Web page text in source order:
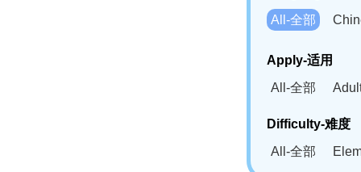
All-全部
Bahasa
Swahili(SW)-
Apply-适用
All-全部
Difficulty-难度
All-全部